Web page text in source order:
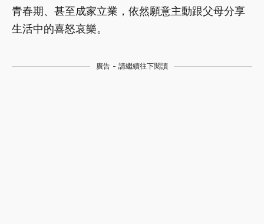
青春期、甚至成家立業，依然願意主動跟父母分享
生活中的喜怒哀樂。
廣告 - 請繼續往下閱讀